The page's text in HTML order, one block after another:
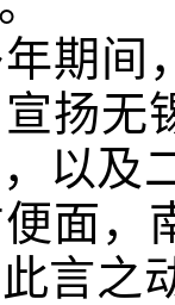
间，
扬无
以及
面，
言之